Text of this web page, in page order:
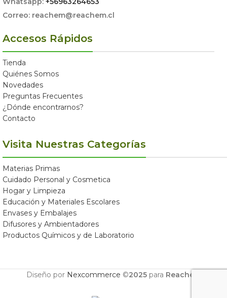
Correo: reachem@reachem.cl
Accesos Rápidos
Tienda
Quiénes Somos
Novedades
Preguntas Frecuentes
¿Dónde encontrarnos?
Contacto
Visita Nuestras Categorías
Materias Primas
Cuidado Personal y Cosmetica
Hogar y Limpieza
Educación y Materiales Escolares
Envases y Embalajes
Difusores y Ambientadores
Productos Químicos y de Laboratorio
Diseño por Nexcommerce ©2025para Reachem